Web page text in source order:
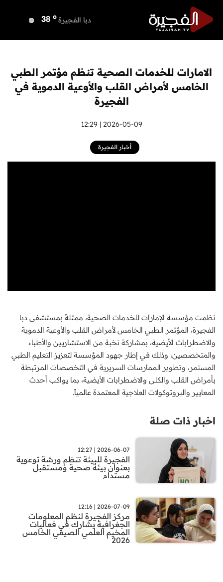
دبا الفجيرة 38 o
أم القيوين 37 o
راس الخيمة 39 o
الامارات للخدمات الصحية تنظم مؤتمر الطبي
الخامس لأمراض القلب والأوعية الدموية في
الفجيرة
2026-05-09 | 12:29
أخبار الفجيرة
نظمت مؤسسة الإمارات للخدمات الصحية، ممثلةً بمستشفى دبا
الفجيرة، المؤتمر الطبي الخامس لأمراض القلب والأوعية الدموية
والاضطرابات الأيضية، بمشاركة نخبة من الاستشاريين والأطباء
والمتخصصين، وذلك في إطار جهود المؤسسة لتعزيز التعليم الطبي
المستمر، وتطوير الممارسات السريرية في التخصصات المرتبطة
بأمراض القلب والكلى والاضطرابات الأيضية، بما يواكب أحدث
المعايير والبروتوكولات العلاجية المعتمدة عالمياً.
اخبار ذات صلة
2026-06-07 | 12:27
الفجيرة للبيئة تنظم ورشة توعوية
بعنوان بيئة صحية ومستقبل
مستدام
2026-07-09 | 12:16
مركز الفجيرة لنظم المعلومات
الجغرافية يشارك في فعاليات
المخيم العلمي الصيفي الخامس
2026